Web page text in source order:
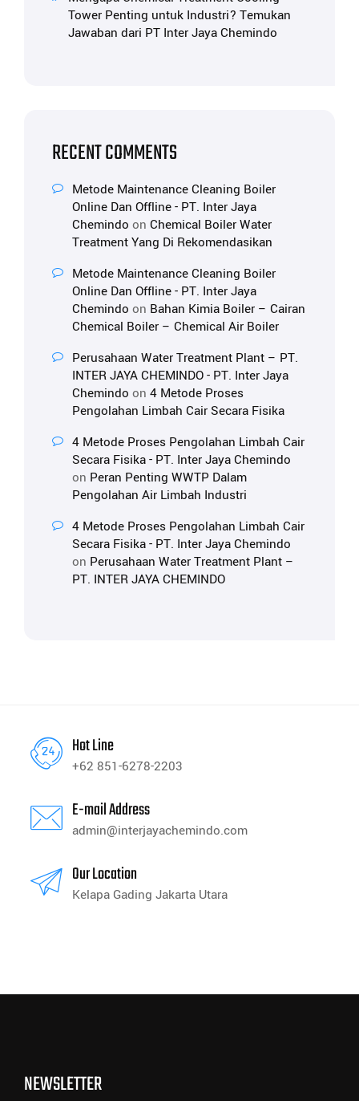
Tower Penting untuk Industri? Temukan
Jawaban dari PT Inter Jaya Chemindo
RECENT COMMENTS
Metode Maintenance Cleaning Boiler
Online Dan Offline - PT. Inter Jaya
Chemindo on Chemical Boiler Water
Treatment Yang Di Rekomendasikan
Metode Maintenance Cleaning Boiler
Online Dan Offline - PT. Inter Jaya
Chemindo on Bahan Kimia Boiler – Cairan
Chemical Boiler – Chemical Air Boiler
Perusahaan Water Treatment Plant – PT.
INTER JAYA CHEMINDO - PT. Inter Jaya
Chemindo on 4 Metode Proses
Pengolahan Limbah Cair Secara Fisika
4 Metode Proses Pengolahan Limbah Cair
Secara Fisika - PT. Inter Jaya Chemindo
on Peran Penting WWTP Dalam
Pengolahan Air Limbah Industri
4 Metode Proses Pengolahan Limbah Cair
Secara Fisika - PT. Inter Jaya Chemindo
on Perusahaan Water Treatment Plant –
PT. INTER JAYA CHEMINDO
Hot Line
+62 851-6278-2203
E-mail Address
admin@interjayachemindo.com
Our Location
Kelapa Gading Jakarta Utara
NEWSLETTER